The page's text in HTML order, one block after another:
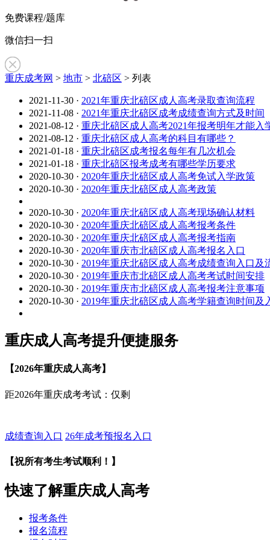
免费课程/题库
微信扫一扫
重庆成考网 > 地市 > 北碚区 > 列表
2021-11-30 · 2021年重庆北碚区成人高考录取查询流程
2021-11-08 · 2021年重庆北碚区成考成绩查询方式及时间
2021-08-12 · 重庆北碚区成人高考2021年报考明年才能入
2021-08-12 · 重庆北碚区成人高考的科目有哪些？
2021-01-18 · 重庆北碚区成考报名每年有几次机会
2021-01-18 · 重庆北碚区报考成考有哪些学历要求
2020-10-30 · 2020年重庆北碚区成人高考免试入学政策
2020-10-30 · 2020年重庆北碚区成人高考政策
2020-10-30 · 2020年重庆北碚区成人高考现场确认材料
2020-10-30 · 2020年重庆北碚区成人高考报考条件
2020-10-30 · 2020年重庆北碚区成人高考报考指南
2020-10-30 · 2020年重庆市北碚区成人高考报名入口
2020-10-30 · 2019年重庆北碚区成人高考成绩查询入口及
2020-10-30 · 2019年重庆市北碚区成人高考考试时间安排
2020-10-30 · 2019年重庆市北碚区成人高考报考注意事项
2020-10-30 · 2019年重庆北碚区成人高考学籍查询时间及
重庆成人高考提升便捷服务
【2026年重庆成人高考】
距2026年重庆成考考试：仅剩
成绩查询入口 26年成考预报名入口
【祝所有考生考试顺利！】
快速了解重庆成人高考
报考条件
报名流程